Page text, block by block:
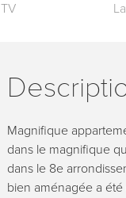
TV
Magnifique
dans le magnifique
dans le 8e
bien aménagée a